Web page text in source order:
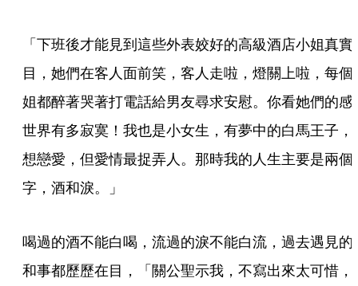
「下班後才能見到這些外表姣好的高級酒店小姐真實
目，她們在客人面前笑，客人走啦，燈關上啦，每個
姐都醉著哭著打電話給男友尋求安慰。你看她們的感
世界有多寂寞！我也是小女生，有夢中的白馬王子，
想戀愛，但愛情最捉弄人。那時我的人生主要是兩個
字，酒和淚。」
喝過的酒不能白喝，流過的淚不能白流，過去遇見的
和事都歷歷在目，「關公聖示我，不寫出來太可惜，